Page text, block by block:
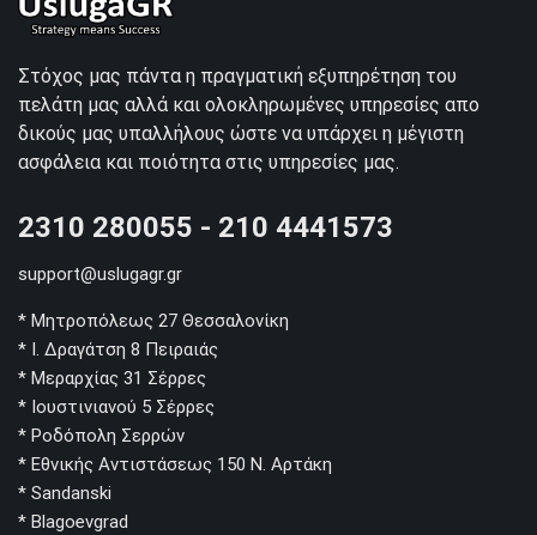
Στόχος μας πάντα η πραγματική εξυπηρέτηση του
πελάτη μας αλλά και ολοκληρωμένες υπηρεσίες απο
δικούς μας υπαλλήλους ώστε να υπάρχει η μέγιστη
ασφάλεια και ποιότητα στις υπηρεσίες μας.
2310 280055 - 210 4441573
support@uslugagr.gr
* Μητροπόλεως 27 Θεσσαλονίκη
* Ι. Δραγάτση 8 Πειραιάς
* Μεραρχίας 31 Σέρρες
* Ιουστινιανού 5 Σέρρες
* Ροδόπολη Σερρών
* Εθνικής Αντιστάσεως 150 Ν. Αρτάκη
* Sandanski
* Blagoevgrad